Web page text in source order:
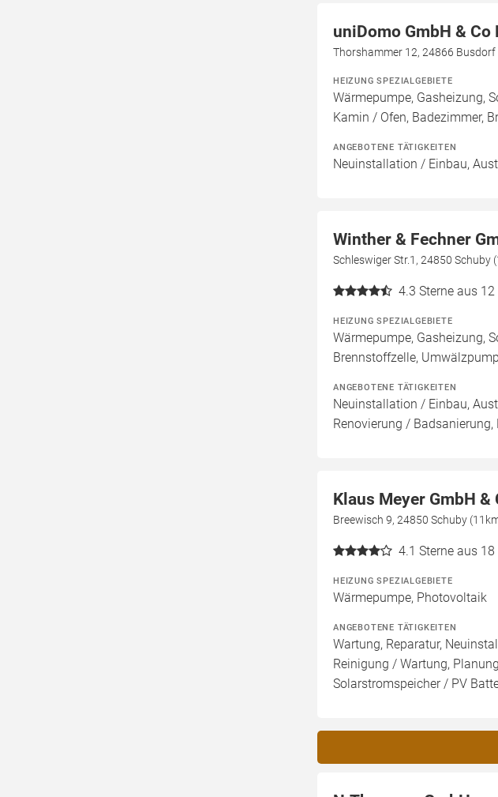
uniDomo GmbH & Co
Thorshammer 12, 24866
HEIZUNG SPEZIALGEBIETE
Wärmepumpe, Gasheizung,
Kamin / Ofen, Badezimmer,
ANGEBOTENE TÄTIGKEITEN
Neuinstallation / Einbau,
Winther & Fechner
Schleswiger Str.1, 24850
4.3 Sterne aus
HEIZUNG SPEZIALGEBIETE
Wärmepumpe, Gasheizung,
Brennstoffzelle,
ANGEBOTENE TÄTIGKEITEN
Neuinstallation / Einbau,
Renovierung / Badsanierung,
Klaus Meyer GmbH &
Breewisch 9, 24850 Schuby
4.1 Sterne aus
HEIZUNG SPEZIALGEBIETE
Wärmepumpe, Photovoltaik
ANGEBOTENE TÄTIGKEITEN
Wartung, Reparatur,
Reinigung / Wartung,
Solarstromspeicher / PV